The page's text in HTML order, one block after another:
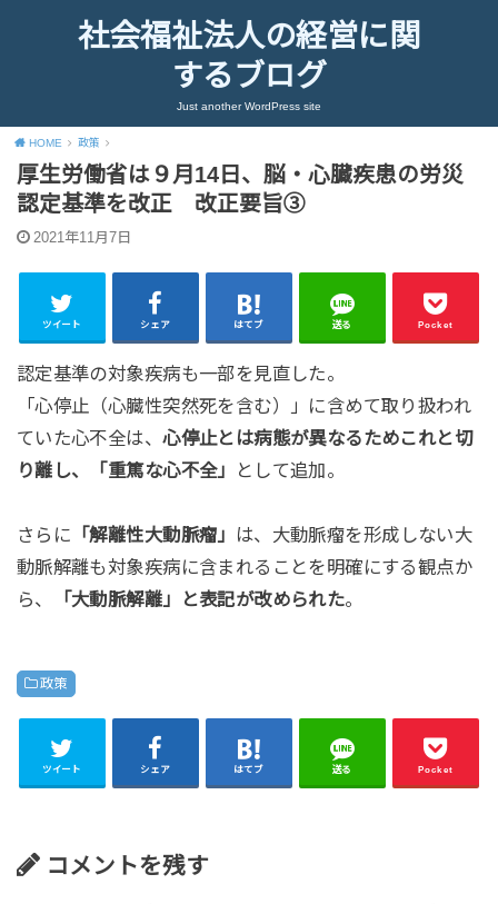
社会福祉法人の経営に関
するブログ
Just another WordPress site
HOME 政策
厚生労働省は９月14日、脳・心臓疾患の労災
認定基準を改正 改正要旨③
2021年11月7日
ツイート シェア はてブ 送る Pocket
認定基準の対象疾病も一部を見直した。
「心停止（心臓性突然死を含む）」に含めて取り扱われ
ていた心不全は、心停止とは病態が異なるためこれと切
り離し、「重篤な心不全」
として追加。
さらに 「解離性大動脈瘤」
は、大動脈瘤を形成しない大
動脈解離も対象疾病に含まれることを明確にする観点か
ら、
「大動脈解離」と表記が改められた。
政策
ツイート シェア はてブ 送る Pocket
コメントを残す